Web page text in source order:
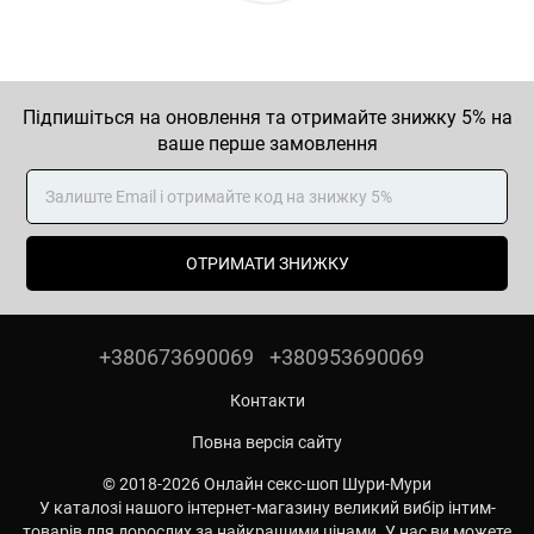
Підпишіться на оновлення та отримайте знижку 5% на
ваше перше замовлення
ОТРИМАТИ ЗНИЖКУ
+380673690069 +380953690069
Контакти
Повна версія сайту
© 2018-2026 Онлайн секс-шоп Шури-Мури
У каталозі нашого інтернет-магазину великий вибір інтим-